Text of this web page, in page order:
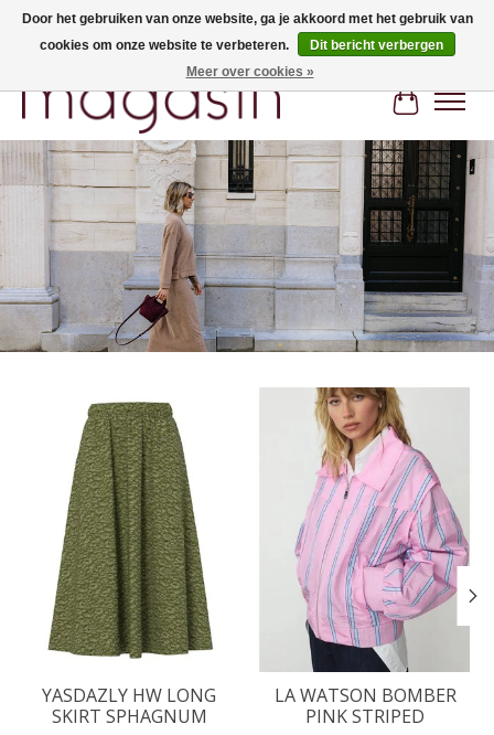
Hi, nice to meet you! Welcome to MAGASIN. Gratis verzending vanaf €100
Hero slideshow items
Items van productcarrousel
YASDAZLY HW LONG
SKIRT SPHAGNUM
LA WATSON BOMBER
PINK STRIPED
Door het gebruiken van onze website, ga je akkoord met het gebruik van
cookies om onze website te verbeteren.
Dit bericht verbergen
Meer over cookies »